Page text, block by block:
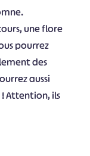
une flore
pourrez
des
aussi
Attention, ils